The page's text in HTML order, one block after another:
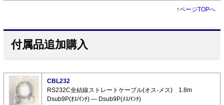
↑ページTOPへ
付属品追加購入
CBL232
RS232C全結線ストレートケーブル(オス-メス) 1.8m
Dsub9P(ｵｽ/ｲﾝﾁ) ― Dsub9P(ﾒｽ/ｲﾝﾁ)